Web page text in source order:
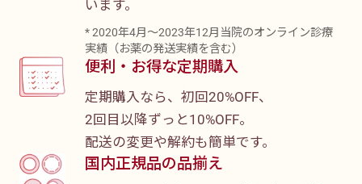
います。
* 2020年4月～2023年12月当院のオンライン診療
実績（お薬の発送実績を含む）
便利・お得な定期購入
定期購入なら、初回20%OFF、
2回目以降ずっと10%OFF。
配送の変更や解約も簡単です。
国内正規品の品揃え